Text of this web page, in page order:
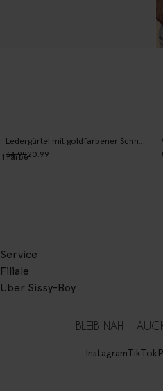
Ledergürtel mit goldfarbener Schnalle - kupferfarben
34.9920.99
1Farbe
Service
Filiale
Über Sissy-Boy
BLEIB NAH –
InstagramTikTok